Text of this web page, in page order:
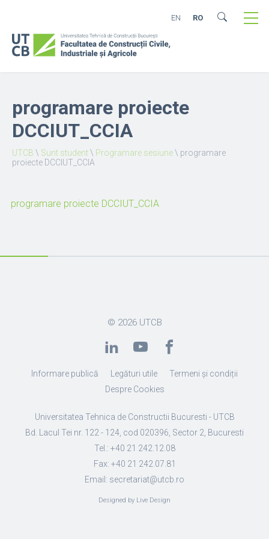
EN RO
programare proiecte
DCCIUT_CCIA
UTCB \ Sunt student\ Programare sesiune\ programare
proiecte DCCIUT_CCIA
programare proiecte DCCIUT_CCIA
© 2026 UTCB
Informare publică Legături utile
Termeni și condiții
Despre Cookies
Universitatea Tehnica de Constructii Bucuresti - UTCB
Bd. Lacul Tei nr. 122 - 124, cod 020396, Sector 2, Bucuresti
Tel.: +40 21 242.12.08
Fax: +40 21 242.07.81
Email: secretariat@utcb.ro
Designed by Live Design